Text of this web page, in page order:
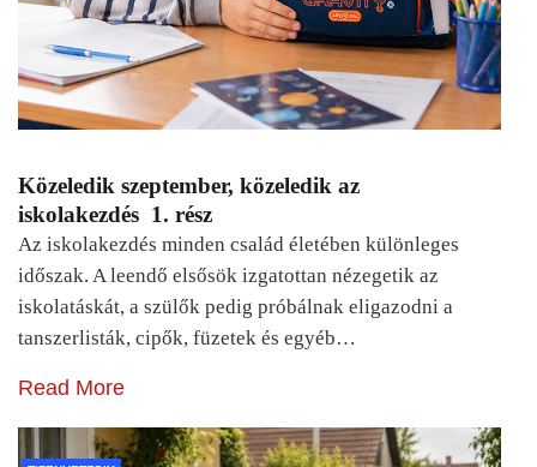
Közeledik szeptember, közeledik az
iskolakezdés 1. rész
Az iskolakezdés minden család életében különleges
időszak. A leendő elsősök izgatottan nézegetik az
iskolatáskát, a szülők pedig próbálnak eligazodni a
tanszerlisták, cipők, füzetek és egyéb…
Read More